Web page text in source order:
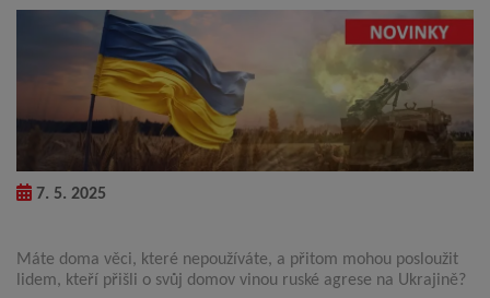
7. 5. 2025
Máte doma věci, které nepoužíváte, a přitom mohou posloužit
lidem, kteří přišli o svůj domov vinou ruské agrese na Ukrajině?